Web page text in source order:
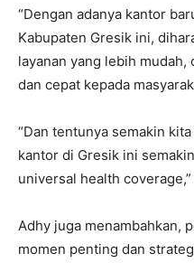
“Dengan adanya kantor
Kabupaten Gresik ini,
layanan yang lebih
dan cepat kepada
“Dan tentunya semakin
kantor di Gresik ini
universal health
Adhy juga menambahkan,
momen penting dan